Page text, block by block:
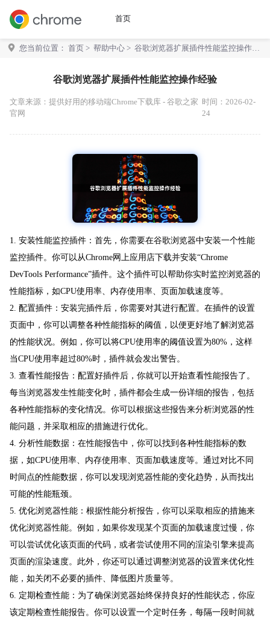
首页
您当前位置： 首页 > 帮助中心 > 谷歌浏览器扩展插件性能监控操作经
谷歌浏览器扩展插件性能监控操作经验
文章来源： 提供好用的移动端Chrome下载库 - 谷歌之家
官网
时间：2026-02-
24
1. 安装性能监控插件：首先，你需要在谷歌浏览器中安装一个性能
监控插件。你可以从Chrome网上应用店下载并安装“Chrome
DevTools Performance”插件。这个插件可以帮助你实时监控浏览器的
性能指标，如CPU使用率、内存使用率、页面加载速度等。
2. 配置插件：安装完插件后，你需要对其进行配置。在插件的设置
页面中，你可以调整各种性能指标的阈值，以便更好地了解浏览器
的性能状况。例如，你可以将CPU使用率的阈值设置为80%，这样
当CPU使用率超过80%时，插件就会发出警告。
3. 查看性能报告：配置好插件后，你就可以开始查看性能报告了。
每当浏览器发生性能变化时，插件都会生成一份详细的报告，包括
各种性能指标的变化情况。你可以根据这些报告来分析浏览器的性
能问题，并采取相应的措施进行优化。
4. 分析性能数据：在性能报告中，你可以找到各种性能指标的数
据，如CPU使用率、内存使用率、页面加载速度等。通过对比不同
时间点的性能数据，你可以发现浏览器性能的变化趋势，从而找出
可能的性能瓶颈。
5. 优化浏览器性能：根据性能分析报告，你可以采取相应的措施来
优化浏览器性能。例如，如果你发现某个页面的加载速度过慢，你
可以尝试优化该页面的代码，或者尝试使用不同的渲染引擎来提高
页面的渲染速度。此外，你还可以通过调整浏览器的设置来优化性
能，如关闭不必要的插件、降低图片质量等。
6. 定期检查性能：为了确保浏览器始终保持良好的性能状态，你应
该定期检查性能报告。你可以设置一个定时任务，每隔一段时间就